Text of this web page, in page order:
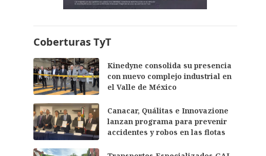
Coberturas TyT
Kinedyne consolida su presencia
con nuevo complejo industrial en
el Valle de México
Canacar, Quálitas e Innovazione
lanzan programa para prevenir
accidentes y robos en las flotas